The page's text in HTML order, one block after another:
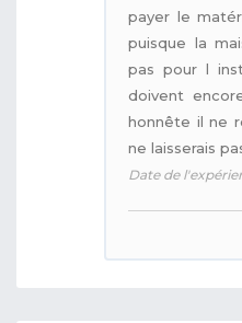
payer le
puisque la
pas pour l
doivent
honnête il ne
ne laisserais
Date de